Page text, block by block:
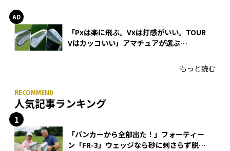
「Pxは楽に飛ぶ。Vxは打感がいい。TOUR
Vはカッコいい」アマチュアが選ぶ
もっと読む
人気記事ランキング
「バンカーから全部出た！」フォーティー
ン「FR-3」ウェッジなら砂に刺さらず脱出